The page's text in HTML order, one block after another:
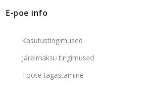
E-poe info
Kasutustingimused
Järelmaksu tingimused
Toote tagastamine